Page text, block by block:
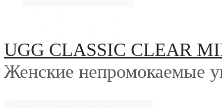
UGG CLASSIC CLEAR
Женские непромокаемые